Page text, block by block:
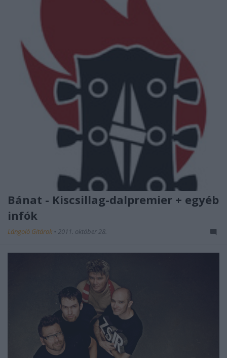
Bánat - Kiscsillag-dalpremier + egyéb
infók
Lángoló Gitárok • 2011. október 28.